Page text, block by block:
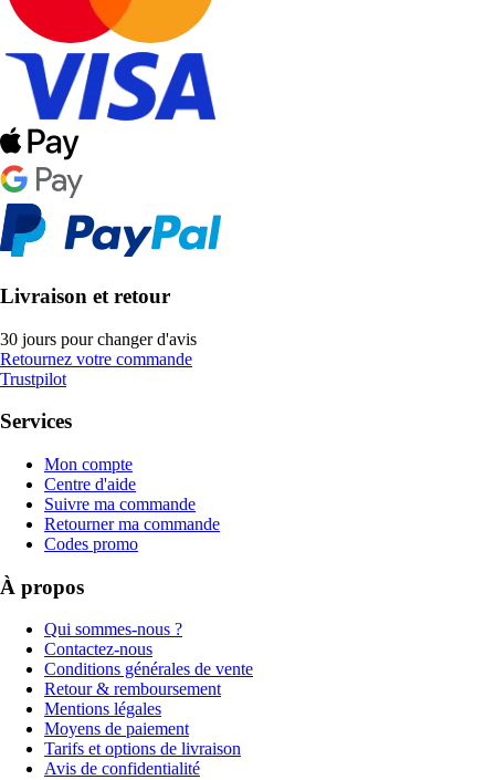
Livraison et retour
30 jours pour changer d'avis
Retournez votre commande
Trustpilot
Services
Mon compte
Centre d'aide
Suivre ma commande
Retourner ma commande
Codes promo
À propos
Qui sommes-nous ?
Contactez-nous
Conditions générales de vente
Retour & remboursement
Mentions légales
Moyens de paiement
Tarifs et options de livraison
Avis de confidentialité